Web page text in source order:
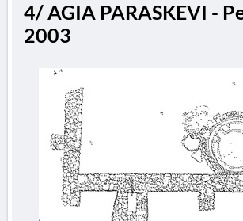
4/ AGIA PARASKEVI -
2003